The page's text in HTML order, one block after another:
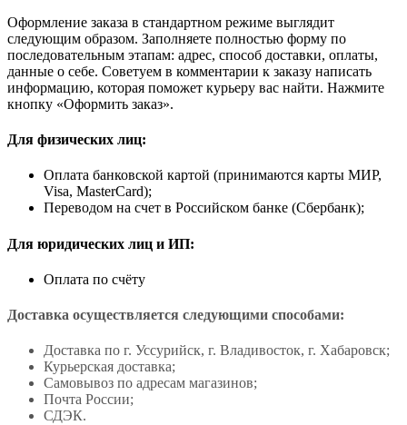
Оформление заказа в стандартном режиме выглядит
следующим образом. Заполняете полностью форму по
последовательным этапам: адрес, способ доставки, оплаты,
данные о себе. Советуем в комментарии к заказу написать
информацию, которая поможет курьеру вас найти. Нажмите
кнопку «Оформить заказ».
Для физических лиц:
Оплата банковской картой (принимаются карты МИР,
Visa, MasterCard);
Переводом на счет в Российском банке (Сбербанк);
Для юридических лиц и ИП:
Оплата по счёту
Доставка осуществляется следующими способами:
Доставка по г. Уссурийск, г. Владивосток, г. Хабаровск;
Курьерская доставка;
Самовывоз по адресам магазинов;
Почта России;
СДЭК.